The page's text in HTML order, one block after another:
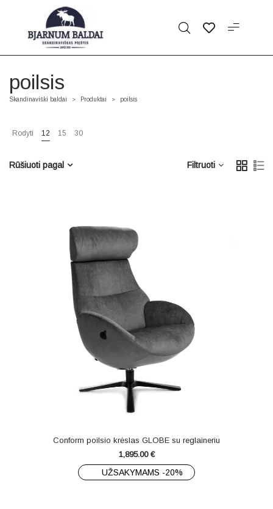
poilsis
Skandinaviški baldai > Produktai > poilsis
Rodyti 12 15 30
Filtruoti
Rūšiuoti pagal
Conform poilsio krėslas GLOBE su reglaineriu
1,895.00 €
UŽSAKYMAMS -20%